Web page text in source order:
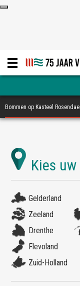
Bommen op Kasteel Rosendael
Gelderland
Zeeland
Drenthe
Flevoland
Zuid-Holland